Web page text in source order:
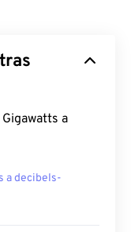
a
a decibels-